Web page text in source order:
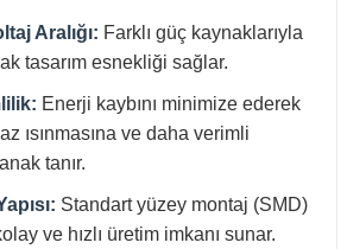
Aralığı: Farklı güç kaynaklarıyla
tasarım esnekliği sağlar.
Enerji kaybını minimize ederek
ısınmasına ve daha verimli
tanır.
Standart yüzey montaj (SMD)
ve hızlı üretim imkanı sunar.